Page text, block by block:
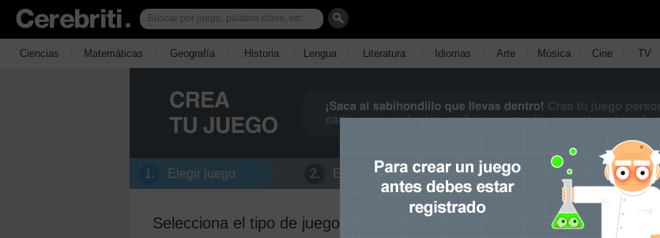
Ciencias Matemáticas Geografía Historia Lengua Literatura Idiomas Arte Música Cine TV
1. Elegir juego 2. Editar contenido 3. Descripción Publicar
Selecciona el tipo de juego que quieres crear. ¡Tienes diez a elegir!